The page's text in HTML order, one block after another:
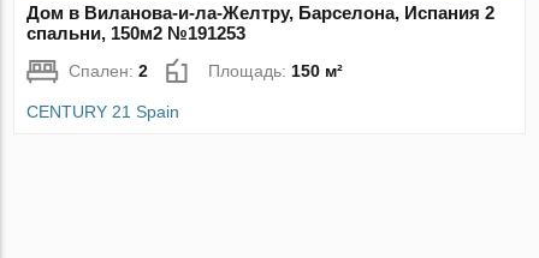
Дом в Виланова-и-ла-Желтру, Барселона, Испания 2
спальни, 150м2 №191253
Спален:2 Площадь: 150 м²
CENTURY 21 Spain